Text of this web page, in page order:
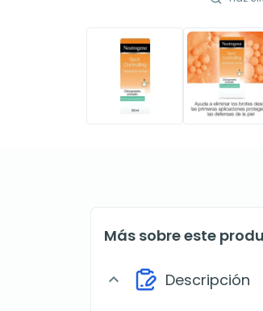
Más sobre este
expand_more Descripción